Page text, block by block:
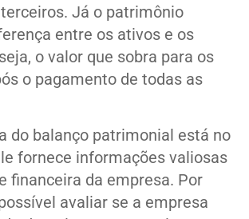
Já o patrimônio
entre os ativos e os
o valor que sobra para os
o pagamento de todas as
do balanço patrimonial está no
fornece informações valiosas
financeira da empresa. Por
avaliar se a empresa